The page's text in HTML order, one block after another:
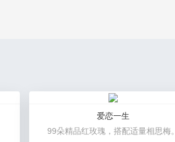
爱恋一生
99朵精品红玫瑰，搭配适量相思梅。